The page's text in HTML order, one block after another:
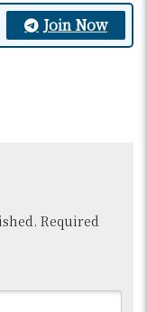
Join Now
Required